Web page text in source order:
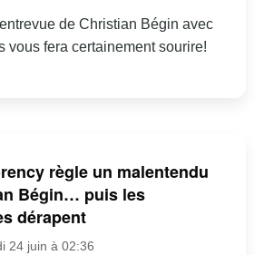
de Christian Bégin avec
vous fera certainement sourire!
règle un malentendu
Bégin… puis les
dérapent
24 juin à 02:36